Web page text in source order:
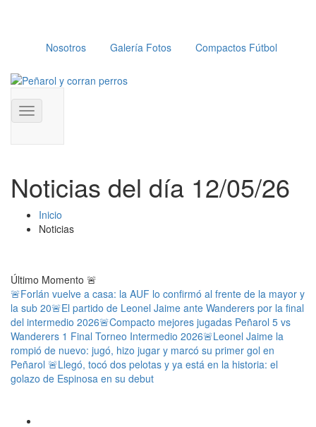
Nosotros Galería Fotos Compactos Fútbol
Toggle
navigation
Noticias del día 12/05/26
Inicio
Noticias
Último Momento 🚨
🚨Forlán vuelve a casa: la AUF lo confirmó al frente de la mayor y
la sub 20🚨El partido de Leonel Jaime ante Wanderers por la final
del intermedio 2026🚨Compacto mejores jugadas Peñarol 5 vs
Wanderers 1 Final Torneo Intermedio 2026🚨Leonel Jaime la
rompió de nuevo: jugó, hizo jugar y marcó su primer gol en
Peñarol 🚨Llegó, tocó dos pelotas y ya está en la historia: el
golazo de Espinosa en su debut